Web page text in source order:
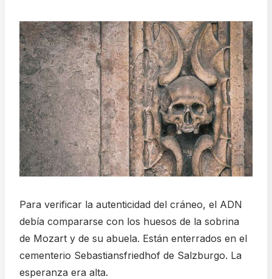
Para verificar la autenticidad del cráneo, el ADN
debía compararse con los huesos de la sobrina
de Mozart y de su abuela. Están enterrados en el
cementerio Sebastiansfriedhof de Salzburgo. La
esperanza era alta.